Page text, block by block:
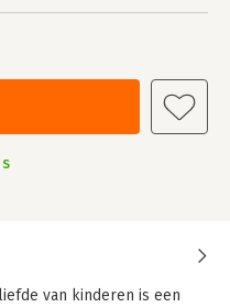
van kinderen is een